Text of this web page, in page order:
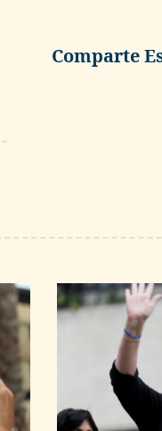
Comparte